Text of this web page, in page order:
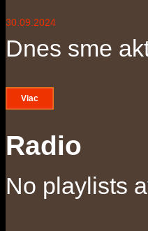
30.09.2024
Dnes sme
Viac
Radio
No playlists